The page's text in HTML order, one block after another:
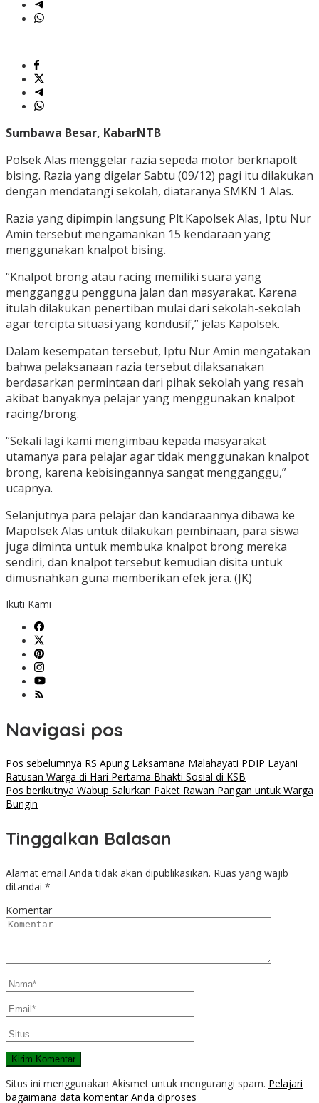
Sumbawa Besar, KabarNTB
Polsek Alas menggelar razia sepeda motor berknapolt
bising. Razia yang digelar Sabtu (09/12) pagi itu dilakukan
dengan mendatangi sekolah, diataranya SMKN 1 Alas.
Razia yang dipimpin langsung Plt.Kapolsek Alas, Iptu Nur
Amin tersebut mengamankan 15 kendaraan yang
menggunakan knalpot bising.
“Knalpot brong atau racing memiliki suara yang
mengganggu pengguna jalan dan masyarakat. Karena
itulah dilakukan penertiban mulai dari sekolah-sekolah
agar tercipta situasi yang kondusif,” jelas Kapolsek.
Dalam kesempatan tersebut, Iptu Nur Amin mengatakan
bahwa pelaksanaan razia tersebut dilaksanakan
berdasarkan permintaan dari pihak sekolah yang resah
akibat banyaknya pelajar yang menggunakan knalpot
racing/brong.
“Sekali lagi kami mengimbau kepada masyarakat
utamanya para pelajar agar tidak menggunakan knalpot
brong, karena kebisingannya sangat mengganggu,”
ucapnya.
Selanjutnya para pelajar dan kandaraannya dibawa ke
Mapolsek Alas untuk dilakukan pembinaan, para siswa
juga diminta untuk membuka knalpot brong mereka
sendiri, dan knalpot tersebut kemudian disita untuk
dimusnahkan guna memberikan efek jera. (JK)
Ikuti Kami
Navigasi pos
Pos sebelumnya RS Apung Laksamana Malahayati PDIP Layani
Ratusan Warga di Hari Pertama Bhakti Sosial di KSB
Pos berikutnya Wabup Salurkan Paket Rawan Pangan untuk Warga
Bungin
Tinggalkan Balasan
Alamat email Anda tidak akan dipublikasikan. Ruas yang wajib
ditandai *
Komentar
Situs ini menggunakan Akismet untuk mengurangi spam. Pelajari
bagaimana data komentar Anda diproses